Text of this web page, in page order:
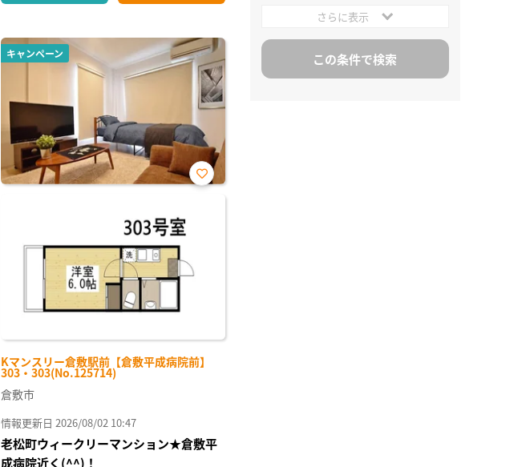
キャンペーン
Kマンスリー倉敷駅前【倉敷平成病院前】
303・303(No.125714)
お気
倉敷市
情報更新日 2026/08/02 10:47
老松町ウィークリーマンション★倉敷平
成病院近く(^^)！
さらに表示